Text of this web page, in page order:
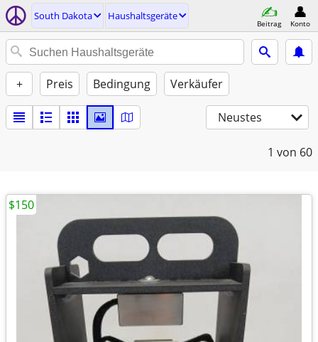
South Dakota Haushaltsgeräte
Beitrag Konto
+ Preis Bedingung Verkäufer
Neustes
1 von 60
$150